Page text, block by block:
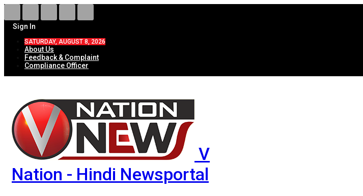
Sign In
SATURDAY, AUGUST 8, 2026
About Us
Feedback & Complaint
Compliance Officer
V
Nation - Hindi Newsportal